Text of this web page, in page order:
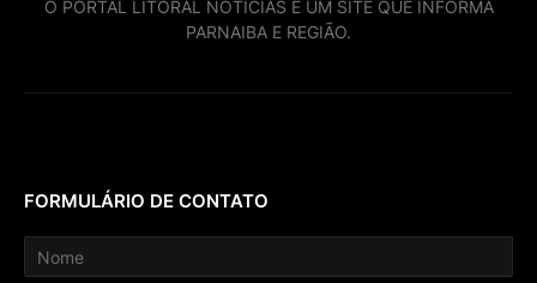
O PORTAL LITORAL NOTICIAS É UM SITE QUE INFORMA
PARNAIBA E REGIÃO.
FORMULÁRIO DE CONTATO